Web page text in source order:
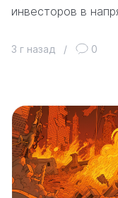
инвесторов в
3 г назад / 0